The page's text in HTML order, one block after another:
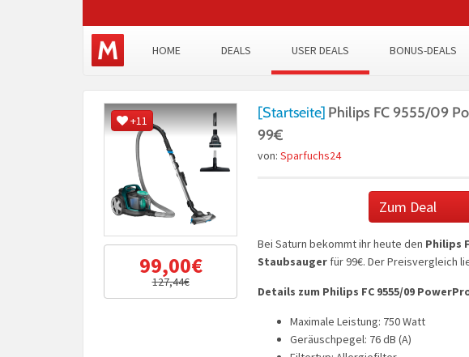
HOME DEALS USER DEALS BONUS-DEALS
+11
99,00€
127,44€
[Startseite] Philips FC 9555/09
99€
von: Sparfuchs24
Zum Deal
Bei Saturn bekommt ihr heute den Philips
Staubsauger für 99€. Der Preisvergleich
Details zum Philips FC 9555/09
Maximale Leistung: 750 Watt
Geräuschpegel: 76 dB (A)